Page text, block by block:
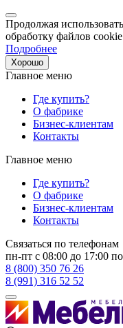
Продолжая
обработку файлов
Подробнее
Хорошо
Главное меню
Где купить?
О фабрике
Бизнес-клиентам
Контакты
Главное меню
Где купить?
О фабрике
Бизнес-клиентам
Контакты
Связаться по телефонам
пн-пт с 08:00 до 17:00
8 (800) 350 76 26
8 (991) 316 52 52